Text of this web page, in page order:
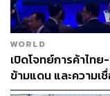
WORLD
เปิดโจทย์การค้าไท
ข้ามแดน และความเ